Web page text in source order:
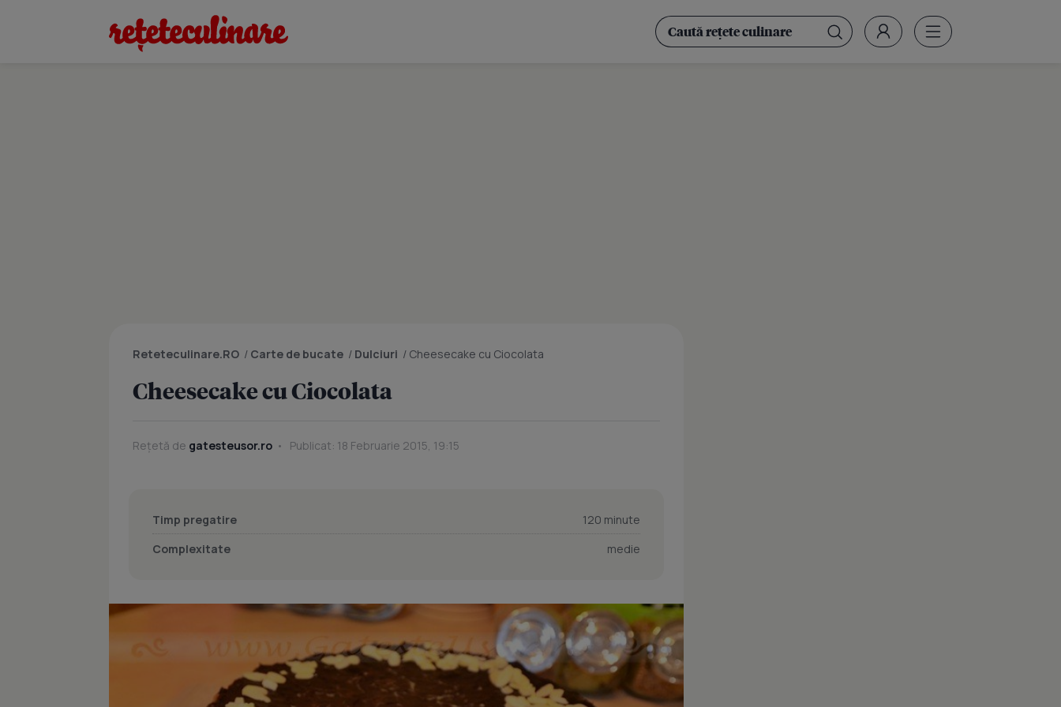
Reteteculinare.RO / Carte de bucate / Dulciuri / Cheesecake cu Ciocolata
Cheesecake cu Ciocolata
Rețetă de gatesteusor.ro Publicat: 18 Februarie 2015, 19:15
Timp pregatire
120 minute
Complexitate
medie